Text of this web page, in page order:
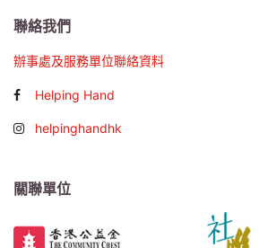
聯絡我們
辦事處及服務單位聯絡資料
Helping Hand
helpinghandhk
關聯單位